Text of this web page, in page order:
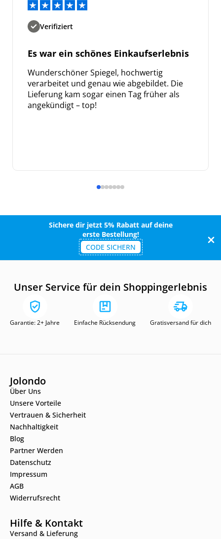
Verifiziert
Es war ein schönes Einkaufserlebnis
Wunderschöner Spiegel, hochwertig
verarbeitet und genau wie abgebildet. Die
Lieferung kam sogar einen Tag früher als
angekündigt – top!
Sichere dir jetzt 5% Rabatt auf deine
erste Bestellung!
CODE SICHERN
Unser Service für dein Shoppingerlebnis
Garantie: 2+ Jahre Einfache Rücksendung Gratisversand für dich
Jolondo
Über Uns
Unsere Vorteile
Vertrauen & Sicherheit
Nachhaltigkeit
Blog
Partner Werden
Datenschutz
Impressum
AGB
Widerrufsrecht
Hilfe & Kontakt
Versand & Lieferung